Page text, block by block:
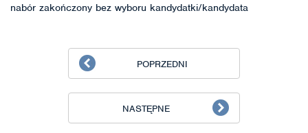
nabór zakończony bez wyboru kandydatki/kandydata
POPRZEDNI
NASTĘPNE